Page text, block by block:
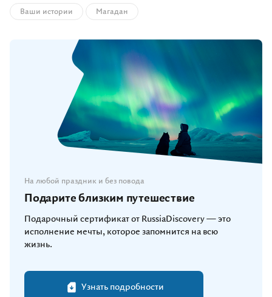
Ваши истории Магадан
На любой праздник и без повода
Подарите близким путешествие
Подарочный сертификат от RussiaDiscovery — это
исполнение мечты, которое запомнится на всю
жизнь.
Узнать подробности